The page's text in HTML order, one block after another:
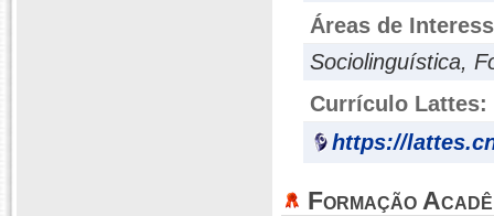
Áreas de
Sociolinguística,
Currículo Lattes:
https://
Formação